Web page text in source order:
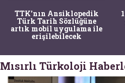
TTK'nın Ansiklopedik
Türk Tarih Sözlüğüne
artık mobil uygulama ile
erişilebilecek
Mısırlı Türkoloji